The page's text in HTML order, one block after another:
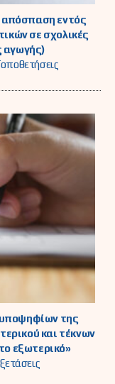
απόσπαση εντός
σε σχολικές
αγωγής)
υποψηφίων της
και τέκνων
εξωτερικό»